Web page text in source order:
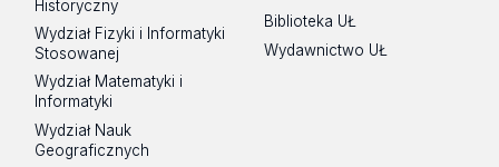
Historyczny
Wydział Fizyki i Informatyki
Stosowanej
Wydział Matematyki i
Informatyki
Wydział Nauk
Geograficznych
Biblioteka UŁ
Wydawnictwo UŁ